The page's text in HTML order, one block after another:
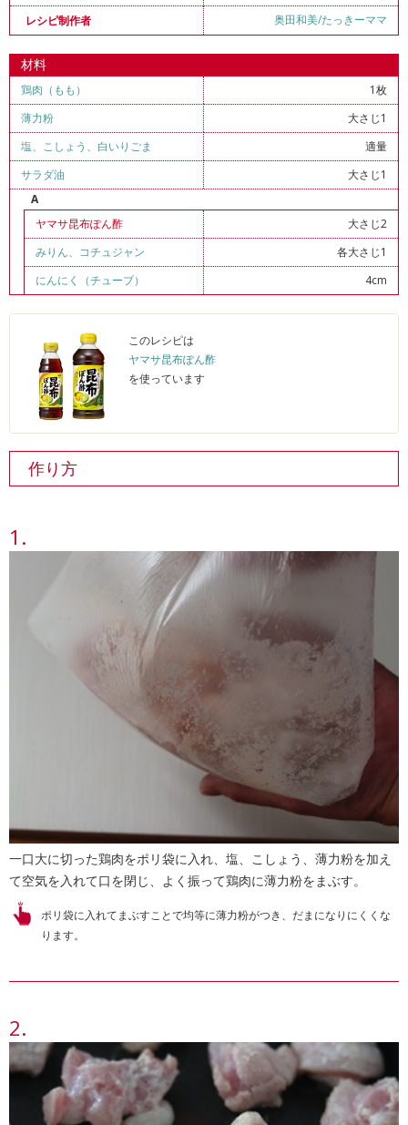
レシピ制作者
奥田和美/たっきーママ
材料
鶏肉（もも）
1枚
薄力粉
大さじ1
塩、 こしょう 、 白いりごま
適量
サラダ油
大さじ1
A
ヤマサ昆布ぽん酢
大さじ2
みりん、 コチュジャン
各大さじ1
にんにく（チューブ）
4cm
このレシピは
ヤマサ昆布ぽん酢
を使っています
作り方
一口大に切った鶏肉をポリ袋に入れ、塩、こしょう、薄力粉を加え
て空気を入れて口を閉じ、よく振って鶏肉に薄力粉をまぶす。
ポリ袋に入れてまぶすことで均等に薄力粉がつき、だまになりにくくな
ります。